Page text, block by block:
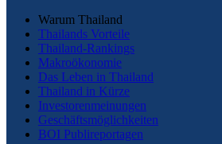
Warum Thailand
Thailands Vorteile
Thailand-Rankings
Makroökonomie
Das Leben in Thailand
Thailand in Kürze
Investorenmeinungen
Geschäftsmöglichkeiten
BOI Publireportagen